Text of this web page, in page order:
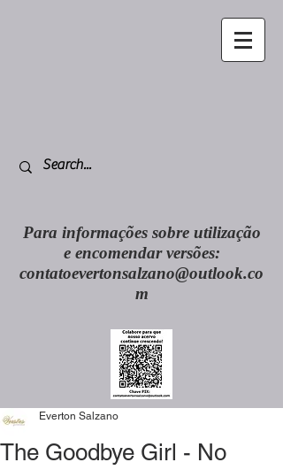
Para informações sobre utilização
e encomendar versões:
contatoevertonsalzano@outlook.co
m
The Goodbye Girl - No
Everton Salzano